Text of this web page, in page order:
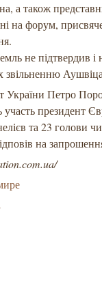
а також
на форум,
не підтвердив і
звільненню
Петро
участь президент
та 23 голови
на